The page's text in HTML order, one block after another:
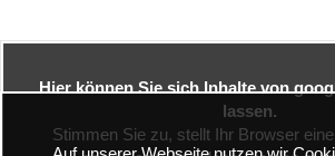
Hier können Sie sich Inhalte von
lassen.
Stimmen Sie zu, stellt Ihr Browser